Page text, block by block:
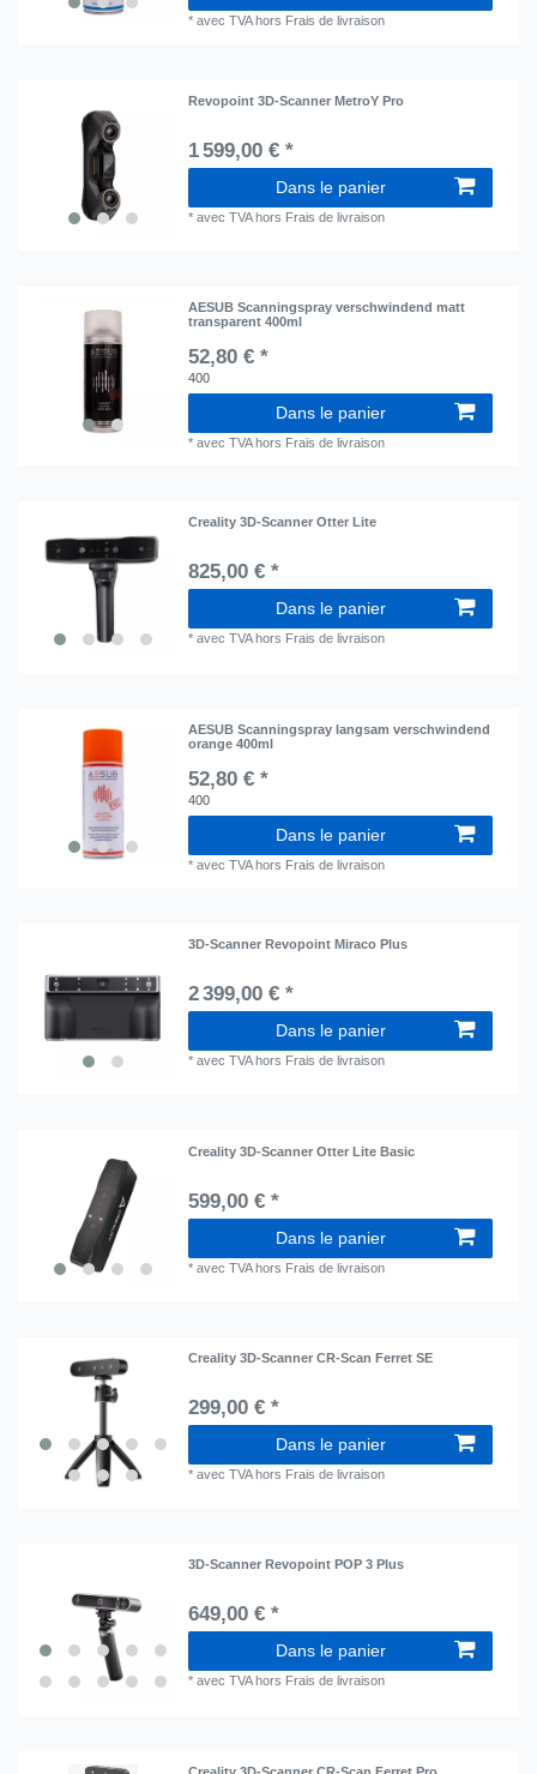
*avec TVAhors Frais de livraison
Revopoint 3D-Scanner MetroY Pro
1 599,00 € *
Dans le panier
*avec TVAhors Frais de livraison
AESUB Scanningspray verschwindend matt
transparent 400ml
52,80 € *
400
Dans le panier
*avec TVAhors Frais de livraison
Creality 3D-Scanner Otter Lite
825,00 € *
Dans le panier
*avec TVAhors Frais de livraison
AESUB Scanningspray langsam verschwindend
orange 400ml
52,80 € *
400
Dans le panier
*avec TVAhors Frais de livraison
3D-Scanner Revopoint Miraco Plus
2 399,00 € *
Dans le panier
*avec TVAhors Frais de livraison
Creality 3D-Scanner Otter Lite Basic
599,00 € *
Dans le panier
*avec TVAhors Frais de livraison
Creality 3D-Scanner CR-Scan Ferret SE
299,00 € *
Dans le panier
*avec TVAhors Frais de livraison
3D-Scanner Revopoint POP 3 Plus
649,00 € *
Dans le panier
*avec TVAhors Frais de livraison